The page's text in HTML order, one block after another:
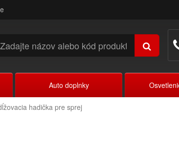
Auto doplnky
hadička pre sprej